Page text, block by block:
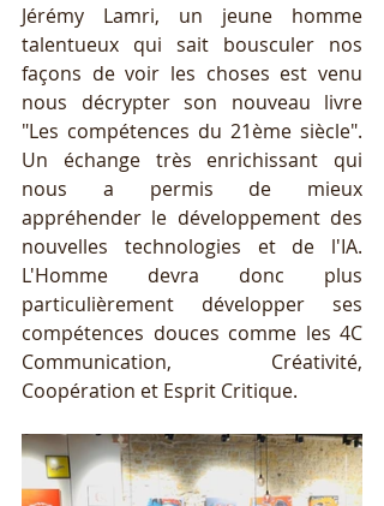
Jérémy Lamri, un jeune homme
talentueux qui sait bousculer nos
façons de voir les choses est venu
nous décrypter son nouveau livre
"Les compétences du 21ème siècle".
Un échange très enrichissant qui
nous a permis de mieux
appréhender le développement des
nouvelles technologies et de l'IA.
L'Homme devra donc plus
particulièrement développer ses
compétences douces comme les 4C
Communication, Créativité,
Coopération et Esprit Critique.